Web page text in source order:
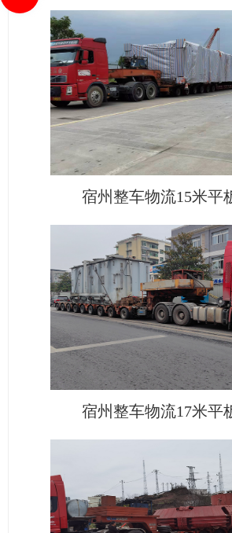
宿州整车物流15米平
宿州整车物流17米平